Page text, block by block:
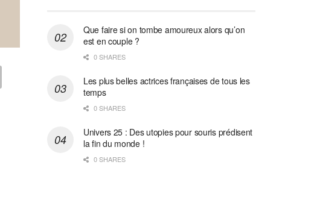
Que faire si on tombe amoureux alors qu’on
est en couple ?
0 SHARES
Les plus belles actrices françaises de tous les
temps
0 SHARES
Univers 25 : Des utopies pour souris prédisent
la fin du monde !
0 SHARES